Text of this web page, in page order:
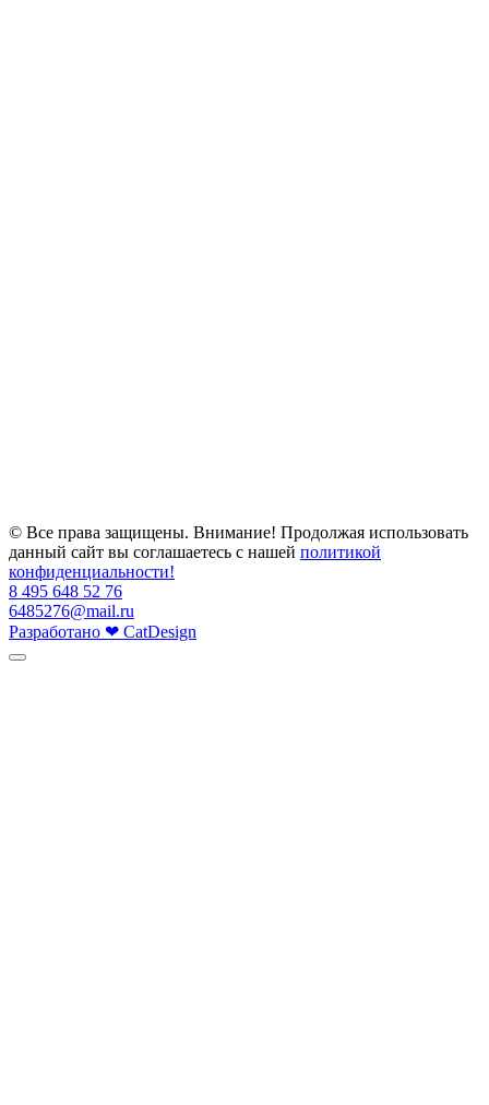
© Все права защищены. Внимание! Продолжая использовать
данный сайт вы соглашаетесь с нашей политикой
конфиденциальности!
8 495 648 52 76
6485276@mail.ru
Разработано ❤ CatDesign